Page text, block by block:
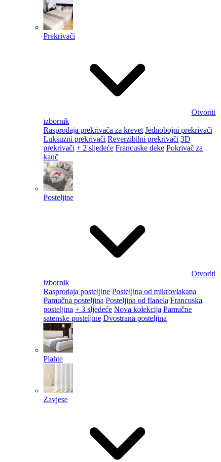
Prekrivači
Otvoriti
izbornik
Rasprodaja prekrivača za krevet Jednobojni prekrivači
Luksuzni prekrivači Reverzibilni prekrivači 3D
prekrivači + 2 sljedeće Francuske deke Pokrivač za
kauč
Posteljine
Otvoriti
izbornik
Rasprodaja posteljine Posteljina od mikrovlakana
Pamučna posteljina Posteljina od flanela Francuska
posteljina + 3 sljedeće Nova kolekcija Pamučne
satenske posteljine Dvostrana posteljina
Plahte
Zavjese